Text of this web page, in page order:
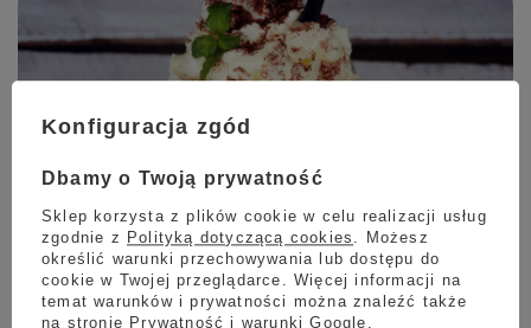
Przepis na kawę - Frosted Spice Latte
Konfiguracja zgód
Dbamy o Twoją prywatność
Sklep korzysta z plików cookie w celu realizacji usług
zgodnie z Polityką dotyczącą cookies
. Możesz
określić warunki przechowywania lub dostępu do
cookie w Twojej przeglądarce. Więcej informacji na
temat warunków i prywatności można znaleźć także
na stronie Prywatność i warunki Google